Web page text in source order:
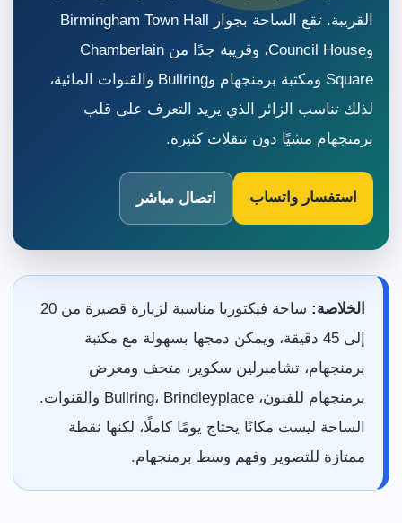
القريبة. تقع الساحة بجوار Birmingham Town Hall
وCouncil House، وقريبة جدًا من Chamberlain
Square ومكتبة برمنجهام وBullring والقنوات المائية،
لذلك تناسب الزائر الذي يريد التعرف على قلب
برمنجهام مشيًا دون تنقلات كثيرة.
استفسار واتساب اتصال مباشر
الخلاصة:
ساحة فيكتوريا مناسبة لزيارة قصيرة من 20
إلى 45 دقيقة، ويمكن دمجها بسهولة مع مكتبة
برمنجهام، تشامبرلين سكوير، متحف ومعرض
برمنجهام للفنون، Bullring، Brindleyplace والقنوات.
الساحة ليست مكانًا يحتاج يومًا كاملًا، لكنها نقطة
ممتازة للتصوير وفهم وسط برمنجهام.